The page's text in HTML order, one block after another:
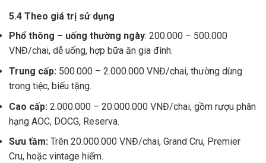
5.4 Theo giá trị sử dụng
Phổ thông – uống thường ngày: 200.000 – 500.000
VNĐ/chai, dễ uống, hợp bữa ăn gia đình.
Trung cấp: 500.000 – 2.000.000 VNĐ/chai, thường dùng
trong tiệc, biếu tặng.
Cao cấp: 2.000.000 – 20.000.000 VNĐ/chai, gồm rượu phân
hạng AOC, DOCG, Reserva.
Sưu tầm: Trên 20.000.000 VNĐ/chai, Grand Cru, Premier
Cru, hoặc vintage hiếm.